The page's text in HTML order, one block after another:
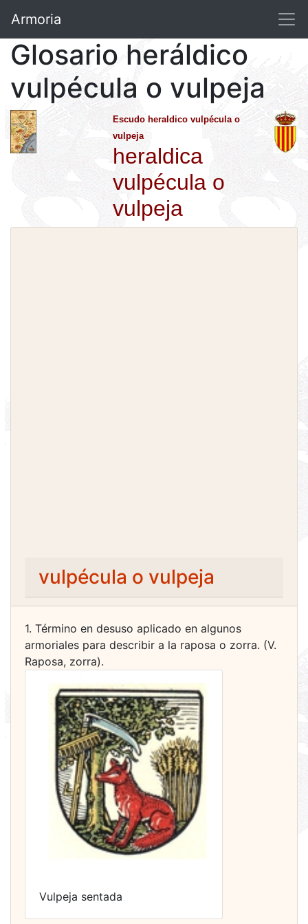
Armoria
Glosario heráldico
vulpécula o vulpeja
Escudo heraldico vulpécula o
vulpeja
heraldica
vulpécula o
vulpeja
vulpécula o vulpeja
1. Término en desuso aplicado en algunos
armoriales para describir a la raposa o zorra. (V.
Raposa, zorra).
Vulpeja sentada